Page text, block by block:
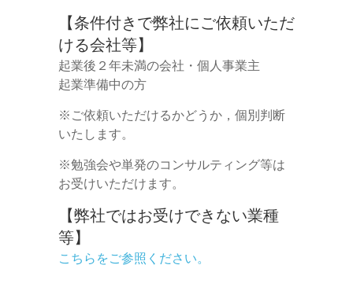
【条件付きで弊社にご依頼いただ
ける会社等】
起業後２年未満の会社・個人事業主
起業準備中の方
※ご依頼いただけるかどうか，個別判断
いたします。
※勉強会や単発のコンサルティング等は
お受けいただけます。
【弊社ではお受けできない業種
等】
こちらをご参照ください。